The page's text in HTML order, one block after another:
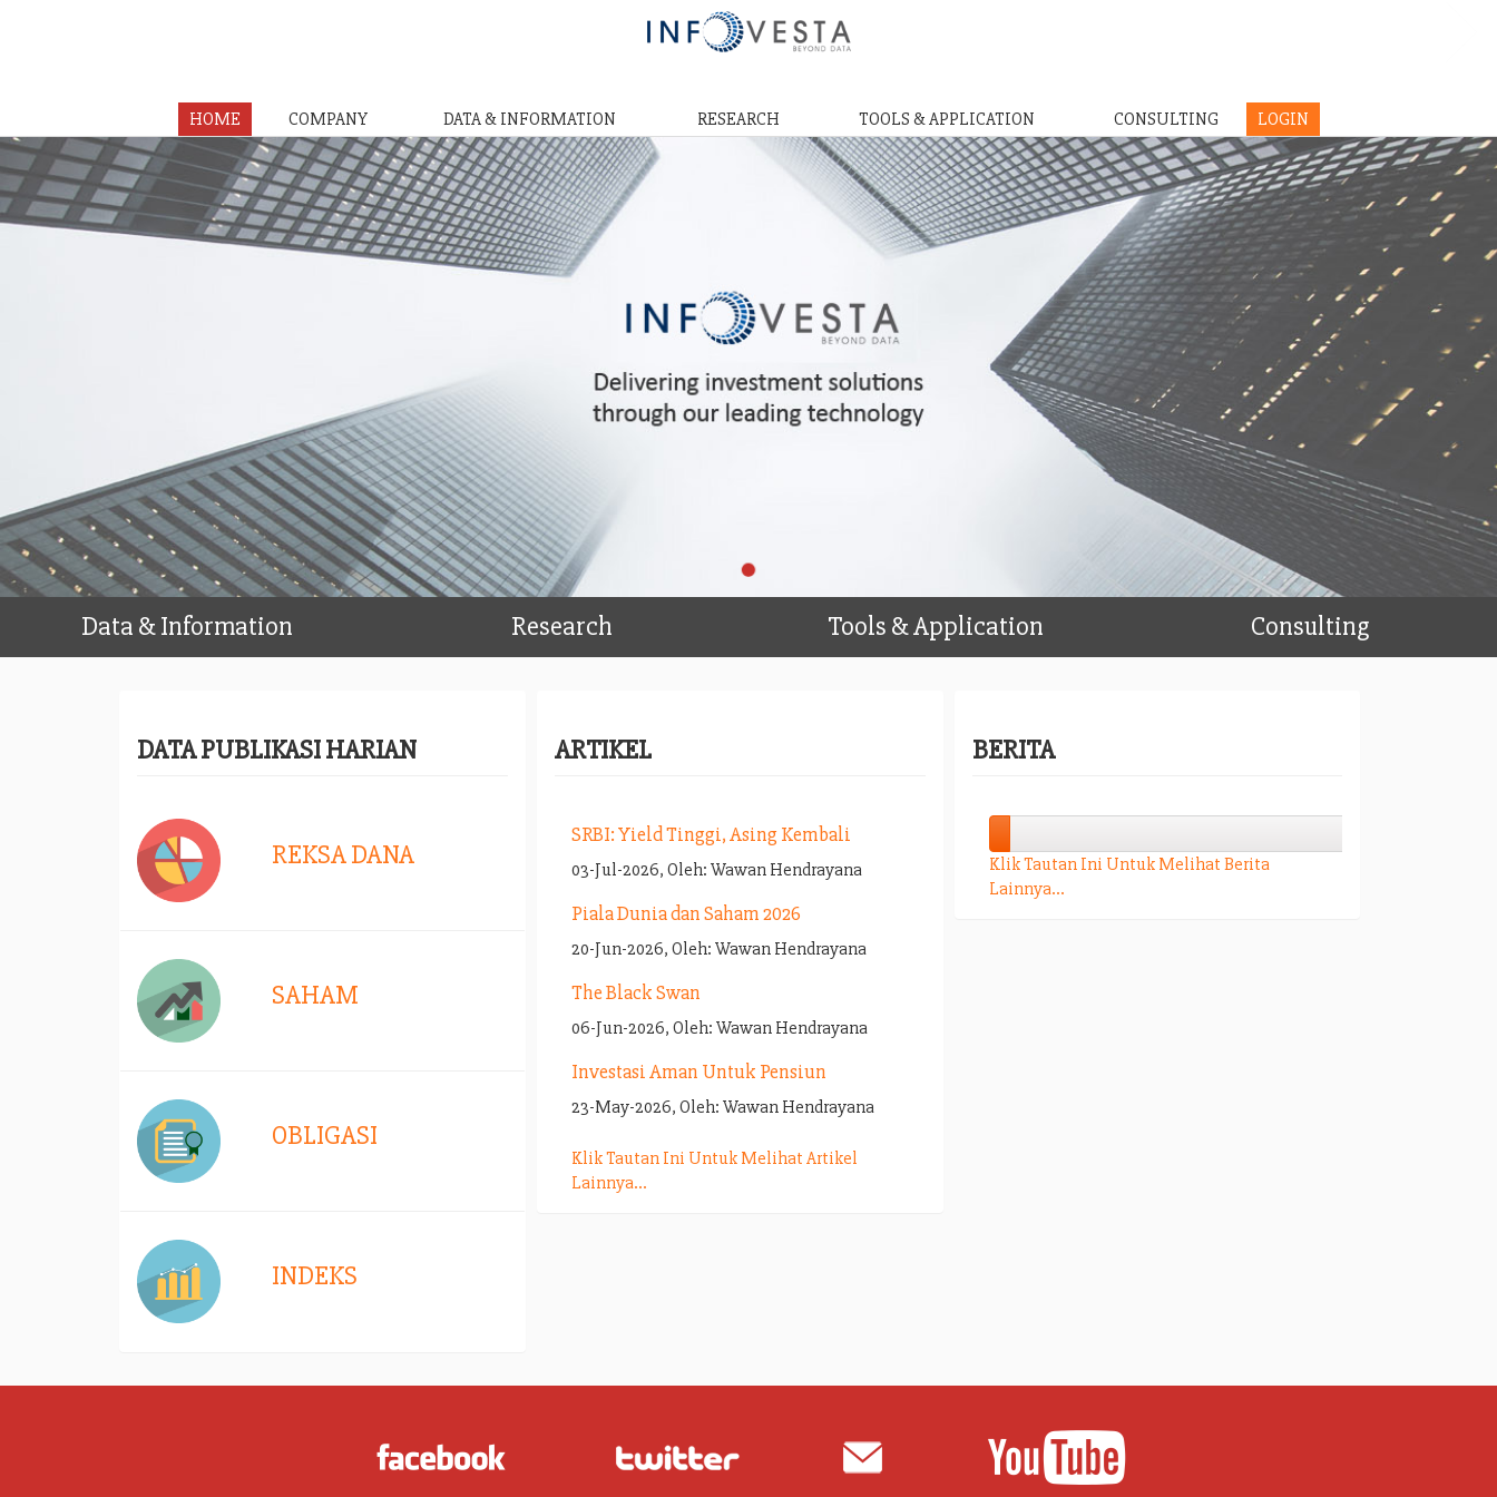
HOME COMPANY DATA & INFORMATION RESEARCH TOOLS & APPLICATION CONSULTING LOGIN
Data & Information Research Tools & Application Consulting
DATA PUBLIKASI HARIAN
REKSA DANA
SAHAM
OBLIGASI
INDEKS
ARTIKEL
SRBI: Yield Tinggi, Asing Kembali
03-Jul-2026, Oleh: Wawan Hendrayana
Piala Dunia dan Saham 2026
20-Jun-2026, Oleh: Wawan Hendrayana
The Black Swan
06-Jun-2026, Oleh: Wawan Hendrayana
Investasi Aman Untuk Pensiun
23-May-2026, Oleh: Wawan Hendrayana
Klik Tautan Ini Untuk Melihat Artikel
Lainnya...
BERITA
Klik Tautan Ini Untuk Melihat Berita
Lainnya...